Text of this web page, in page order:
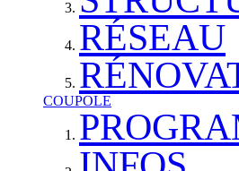
RÉSEAU
COUPOLE